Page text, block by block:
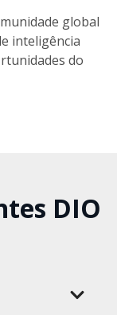
global
inteligência
do
DIO